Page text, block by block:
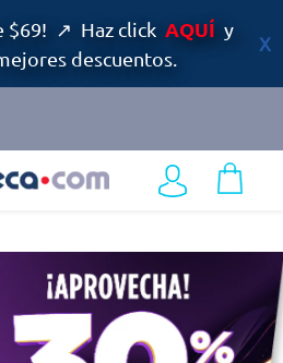
$69! ↗ Haz click AQUÍ y
descuentos.